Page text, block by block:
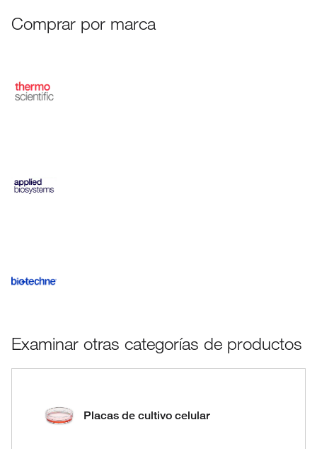
Comprar por marca
Examinar otras categorías de productos
Placas de cultivo celular